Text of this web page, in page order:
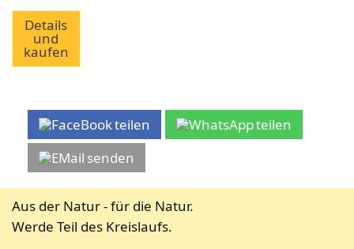
Details
und
kaufen
teilen
teilen
senden
Aus der Natur - für die Natur.
Werde Teil des Kreislaufs.